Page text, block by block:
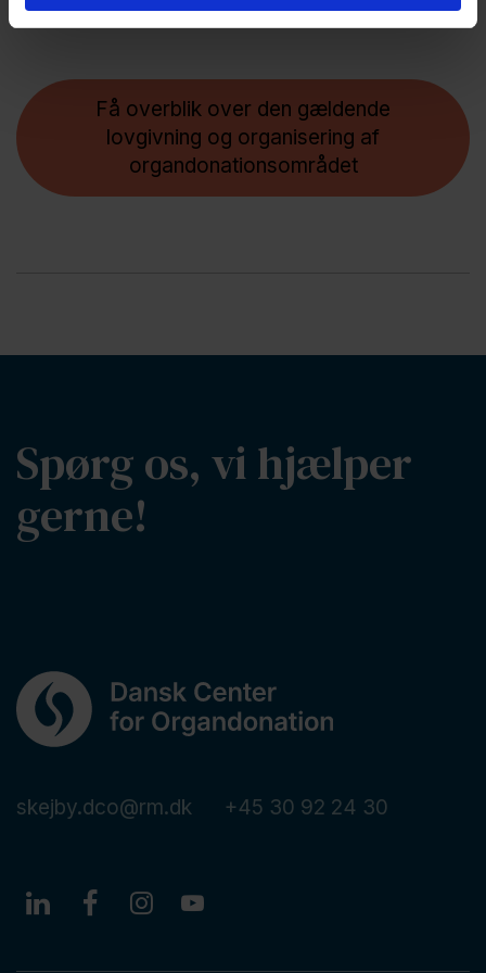
reguleret ved love og bekendtgørelser.
Få overblik over den gældende
lovgivning og organisering af
organdonationsområdet
Spørg os, vi hjælper
gerne!
skejby.dco@rm.dk +45 30 92 24 30